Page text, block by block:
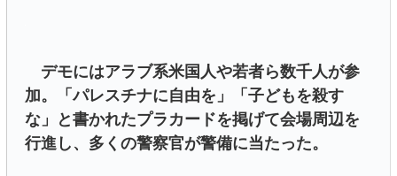
デモにはアラブ系米国人や若者ら数千人が参
加。「パレスチナに自由を」「子どもを殺す
な」と書かれたプラカードを掲げて会場周辺を
行進し、多くの警察官が警備に当たった。